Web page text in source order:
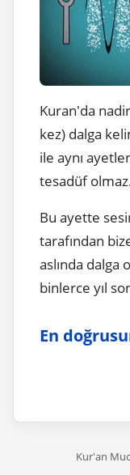
Kuran'da
kez) dalga
ile aynı
tesadüf
Bu ayette
tarafından
aslında dalga
binlerce yıl
En
Kur'an